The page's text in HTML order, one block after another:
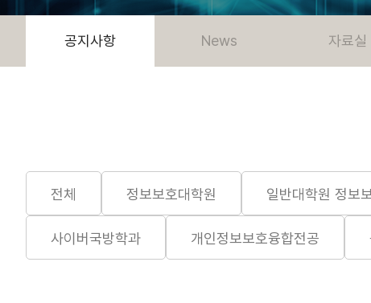
공지사항 News 자료실
전체 정보보호대학원 일반대학원 정보
사이버국방학과 개인정보보호융합전공